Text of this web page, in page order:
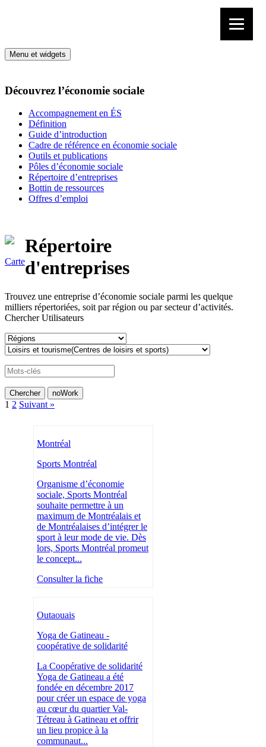
Menu et widgets
Découvrez l’économie sociale
Accompagnement en ÉS
Définition
Guide d’introduction
Cadre de référence en économie sociale
Outils et publications
Pôles d’économie sociale
Répertoire d’entreprises
Bottin de ressources
Offres d’emploi
Carte
Répertoire
d'entreprises
Trouvez une entreprise d’économie sociale parmi les quelque
milliers répertoriées, soit par région ou par secteur d’activités.
Chercher Utilisateurs
1 2 Suivant »
Montréal
Sports Montréal
Organisme d’économie
sociale, Sports Montréal
souhaite permettre à un
maximum de Montréalais et
de Montréalaises d’intégrer le
sport à leur mode de vie. Dès
lors, Sports Montréal promeut
le concept...
Consulter la fiche
Outaouais
Yoga de Gatineau -
coopérative de solidarité
La Coopérative de solidarité
Yoga de Gatineau a été
fondée en décembre 2017
pour créer un espace de yoga
au cœur du quartier Val-
Tétreau à Gatineau et offrir
un lieu propice à la
communaut...